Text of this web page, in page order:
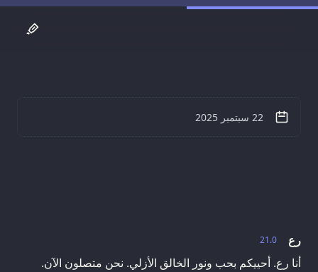
21.0
رع
أنا رع. أحييكم بحب ونور الخالق الأزلي. نحن متصلون الآن.
22 سبتمبر 2025